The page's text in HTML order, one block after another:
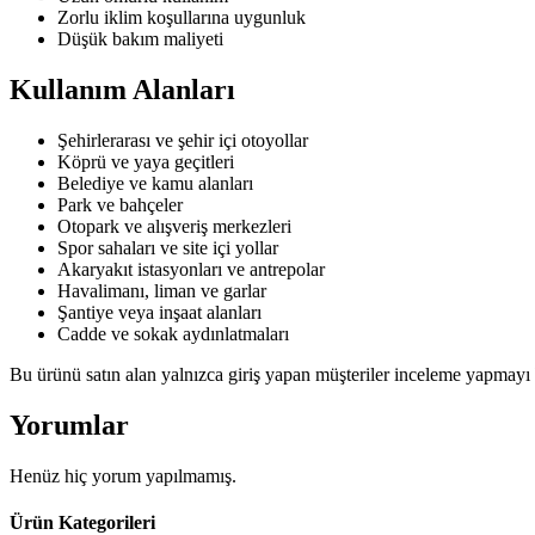
Zorlu iklim koşullarına uygunluk
Düşük bakım maliyeti
Kullanım Alanları
Şehirlerarası ve şehir içi otoyollar
Köprü ve yaya geçitleri
Belediye ve kamu alanları
Park ve bahçeler
Otopark ve alışveriş merkezleri
Spor sahaları ve site içi yollar
Akaryakıt istasyonları ve antrepolar
Havalimanı, liman ve garlar
Şantiye veya inşaat alanları
Cadde ve sokak aydınlatmaları
Bu ürünü satın alan yalnızca giriş yapan müşteriler inceleme yapmayı
Yorumlar
Henüz hiç yorum yapılmamış.
Ürün Kategorileri